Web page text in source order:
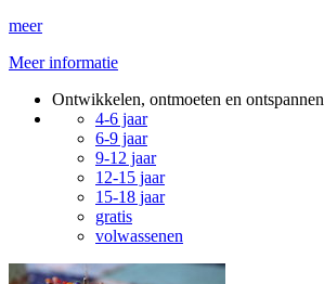
meer
Meer informatie
Ontwikkelen, ontmoeten en ontspannen
4-6 jaar
6-9 jaar
9-12 jaar
12-15 jaar
15-18 jaar
gratis
volwassenen